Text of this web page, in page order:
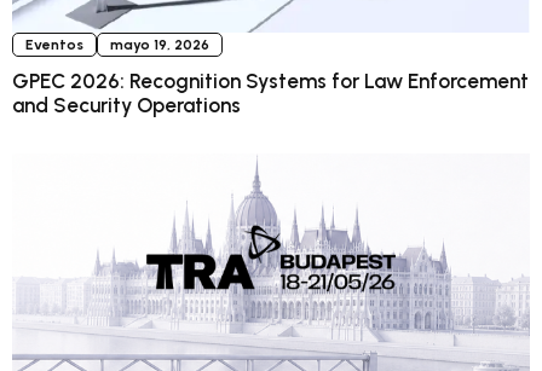
Eventos mayo 19, 2026
GPEC 2026: Recognition Systems for Law Enforcement
and Security Operations